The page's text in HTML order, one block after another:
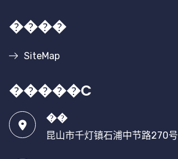
����
SiteMap
�����C
��
昆山市千灯镇石浦中节路270号